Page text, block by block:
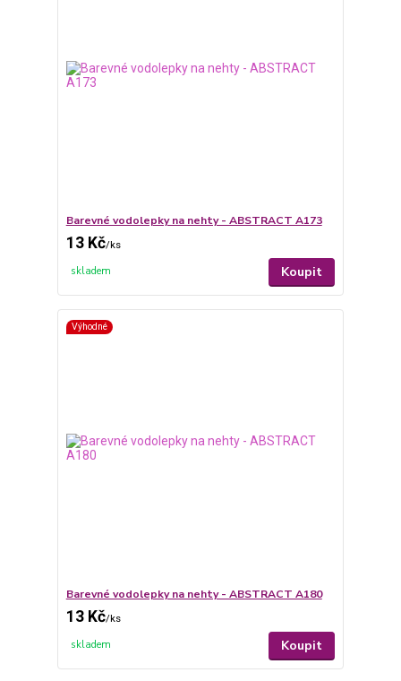
Barevné vodolepky na nehty - ABSTRACT A173
13 Kč/ks
skladem Koupit
Výhodné
Barevné vodolepky na nehty - ABSTRACT A180
13 Kč/ks
skladem Koupit